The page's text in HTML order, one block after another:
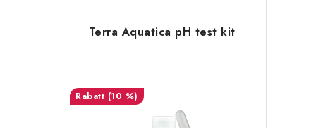
Terra Aquatica pH test kit
(10 %)